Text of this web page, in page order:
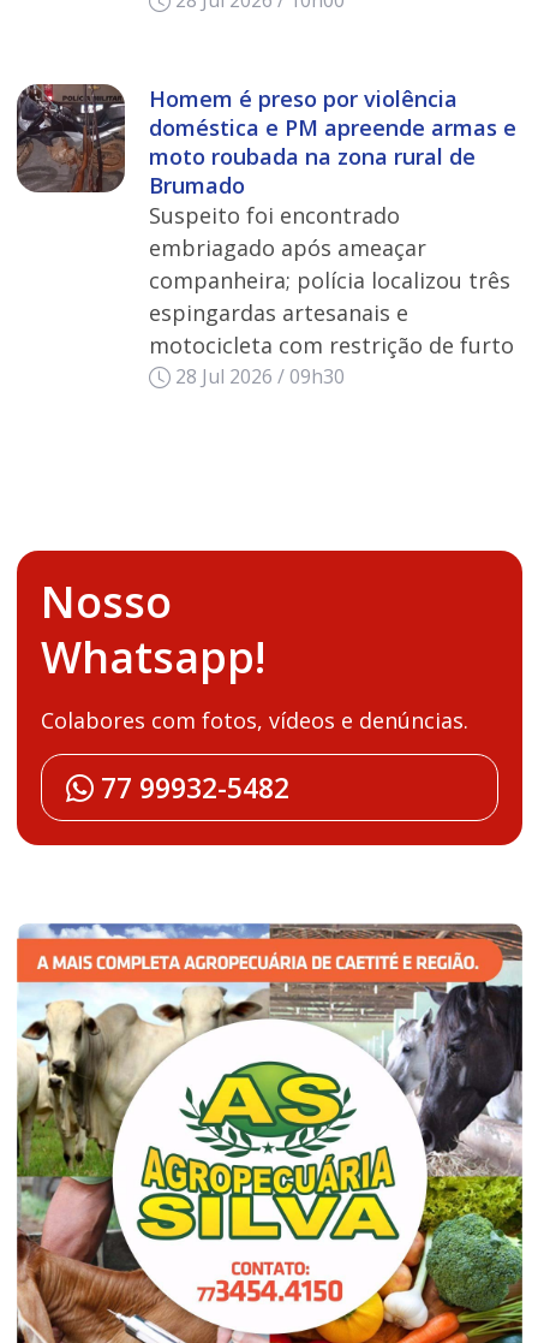
Homem é preso por violência
doméstica e PM apreende armas e
moto roubada na zona rural de
Brumado
Suspeito foi encontrado
embriagado após ameaçar
companheira; polícia localizou três
espingardas artesanais e
motocicleta com restrição de furto
28 Jul 2026 / 09h30
Nosso
Whatsapp!
Colabores com fotos, vídeos e denúncias.
77 99932-5482